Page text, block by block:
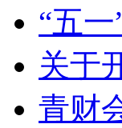
“五一
关于
青财